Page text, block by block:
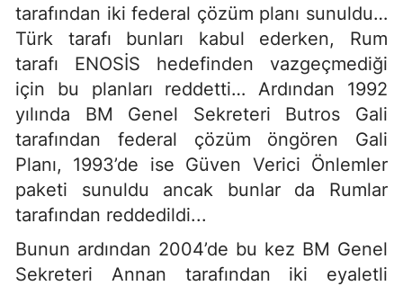
tarafından iki federal çözüm planı sunuldu…
Türk tarafı bunları kabul ederken, Rum
tarafı ENOSİS hedefinden vazgeçmediği
için bu planları reddetti… Ardından 1992
yılında BM Genel Sekreteri Butros Gali
tarafından federal çözüm öngören Gali
Planı, 1993’de ise Güven Verici Önlemler
paketi sunuldu ancak bunlar da Rumlar
tarafından reddedildi...
Bunun ardından 2004’de bu kez BM Genel
Sekreteri Annan tarafından iki eyaletli